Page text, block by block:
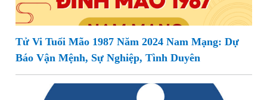
Tử Vi Tuổi Mão 1987 Năm 2024 Nam Mạng: Dự
Báo Vận Mệnh, Sự Nghiệp, Tình Duyên